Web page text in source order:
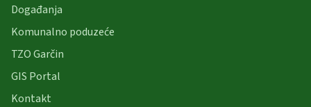
Događanja
Komunalno poduzeće
TZO Garčin
GIS Portal
Kontakt